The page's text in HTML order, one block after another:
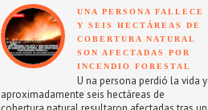
UNA PERSONA FALLECE
Y SEIS HECTÁREAS DE
COBERTURA NATURAL
SON AFECTADAS POR
INCENDIO FORESTAL
U na persona perdió la vida y
aproximadamente seis hectáreas de